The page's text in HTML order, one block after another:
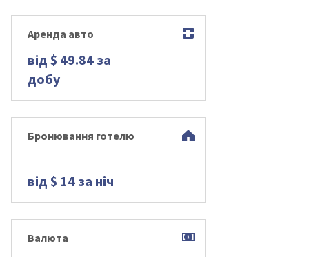
Аренда авто
від $ 49.84 за
добу
Бронювання готелю
від $ 14 за ніч
Валюта